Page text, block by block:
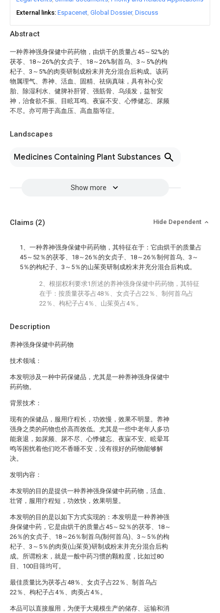
Abstract
一种养神强身保健中药药物，由烘干的质量占45～52%的
茯苓、18～26%的女贞子、18～26%制首乌、3～5%的枸
杞子、3～5%的肉萸研制成粉末并充分混合后构成。该药
物属理气、养神、活血、固精、祛病真味，具有补心安
胎、除湿利水、健脾补肝肾、强筋骨、乌须发，益智安
神，治食欲不振、目眩耳鸣、夜寐不安、心悸健忘、尿频
不尽。亦可用于高血压、高血脂等症。
Landscapes
Medicines Containing Plant Substances
Show more
External links Espacenet Global Dossier Discuss
Description
养神强身保健中药药物
技术领域：
本发明涉及一种中药保健品，尤其是一种养神强身保健中
药药物。
背景技术：
现有的保健品，服用疗程长，功效慢，效果不明显。养神
强身之类的药物也价高而效低。尤其是一些中老年人多功
能衰退，如尿频、尿不尽、心悸健忘、夜寐不安、眩晕耳
鸣等困扰着他们吃不香睡不安，没有很好的药物能够解
决。
发明内容：
本发明的目的是提供一种养神强身保健中药药物，活血、
壮肾，服用疗程短，功效快，效果明显。
本发明的目的是以如下方式实现的：本发明是一种养神强
身保健中药，它是由烘干的质量占45～52％的茯苓、18～
26％的女贞子、18～26％制首乌(制何首乌)、3～5％的枸
杞子、3～5％的肉萸(山茱萸)研制成粉末并充分混合后构
成。所谓粉末，就是一般中药习惯的颗粒度，比如过80
目、100目筛均可。
最佳质量比为茯苓占48％、女贞子占22％、制首乌占
22％、枸杞子占4％、肉萸占4％。
本品可以直接服用，为便于大规模生产的储存、运输和消
Claims (2) Hide Dependent
1、一种养神强身保健中药药物，其特征在于：它由烘干的质量占
45～52％的茯苓、18～26％的女贞子、18～26％制何首乌、3～
5％的枸杞子、3～5％的山茱萸研制成粉末并充分混合后构成。
2、根据权利要求1所述的养神强身保健中药药物，其特征
在于：按质量茯苓占48％、女贞子占22％、制何首乌占
22％、枸杞子占4％、山茱萸占4％。